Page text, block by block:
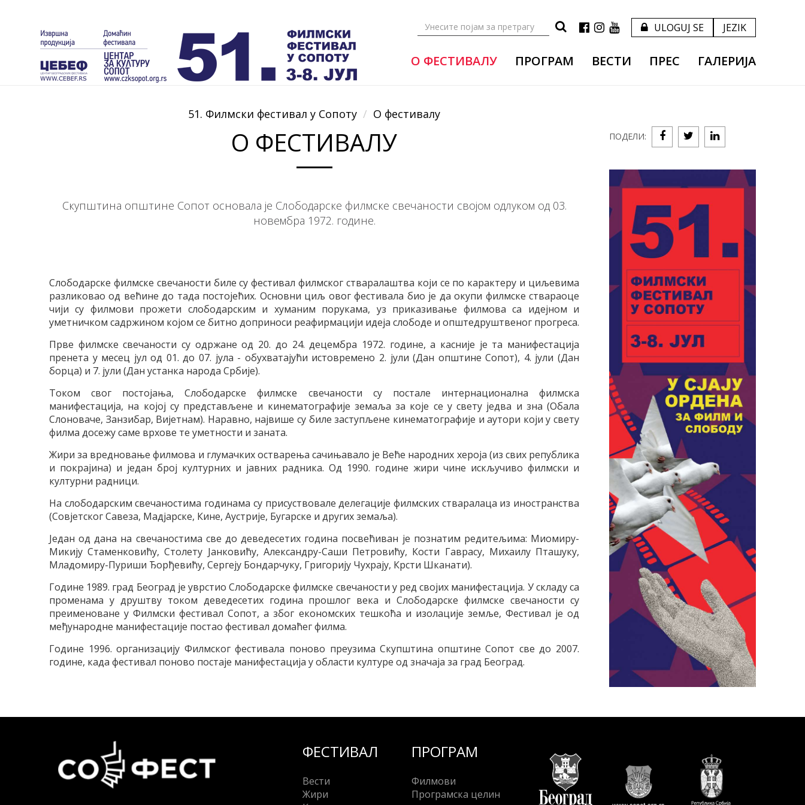
JEZIK
ULOGUJ SE
Пратите
Pretraga
О ФЕСТИВАЛУ ПРОГРАМ ВЕСТИ ПРЕС ГАЛЕРИЈА
51. Филмски фестивал у Сопоту О фестивалу
О ФЕСТИВАЛУ
Скупштина општине Сопот основала је Слободарске филмске свечаности својом одлуком од 03.
новембра 1972. године.
Слободарске филмске свечаности биле су фестивал филмског стваралаштва који се по карактеру и циљевима
разликовао од већине до тада постојећих. Основни циљ овог фестивала био је да окупи филмске ствараоце
чији су филмови прожети слободарским и хуманим порукама, уз приказивање филмова са идејном и
уметничком садржином којом се битно доприноси реафирмацији идеја слободе и општедруштвеног прогреса.
Прве филмске свечаности су одржане од 20. до 24. децембра 1972. године, а касније је та манифестација
пренета у месец јул од 01. до 07. јула - обухватајући истовремено 2. јули (Дан општине Сопот), 4. јули (Дан
борца) и 7. јули (Дан устанка народа Србије).
Током свог постојања, Слободарске филмске свечаности су постале интернационална филмска
манифестација, на којој су представљене и кинематографије земаља за које се у свету једва и зна (Обала
Слоноваче, Занзибар, Вијетнам). Наравно, највише су биле заступљене кинематографије и аутори који у свету
филма досежу саме врхове те уметности и заната.
Жири за вредновање филмова и глумачких остварења сачињавало је Веће народних хероја (из свих република
и покрајина) и један број културних и јавних радника. Од 1990. године жири чине искључиво филмски и
културни радници.
На слободарским свечаностима годинама су присуствовале делегације филмских стваралаца из иностранства
(Совјетског Савеза, Мадјарске, Кине, Аустрије, Бугарске и других земаља).
Један од дана на свечаностима све до деведесетих година посвећиван је познатим редитељима: Миомиру-
Микију Стаменковићу, Столету Јанковићу, Александру-Саши Петровићу, Кости Гаврасу, Михаилу Пташуку,
Младомиру-Пуриши Ђорђевићу, Сергеју Бондарчуку, Григорију Чухрају, Крсти Шканати).
Године 1989. град Београд је уврстио Слободарске филмске свечаности у ред својих манифестација. У складу са
променама у друштву током деведесетих година прошлог века и Слободарске филмске свечаности су
преименоване у Филмски фестивал Сопот, а због економских тешкоћа и изолације земље, Фестивал је од
међународне манифестације постао фестивал домаћег филма.
Године 1996. организацију Филмског фестивала поново преузима Скупштина општине Сопот све до 2007.
године, када фестивал поново постаје манифестација у области културе од значаја за град Београд.
ПОДЕЛИ:
ФЕСТИВАЛ
Вести
Жири
ПРОГРАМ
Филмови
Програмска целин